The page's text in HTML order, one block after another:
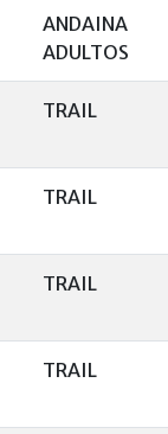
ANDAINA
ADULTOS
TRAIL
TRAIL
TRAIL
TRAIL